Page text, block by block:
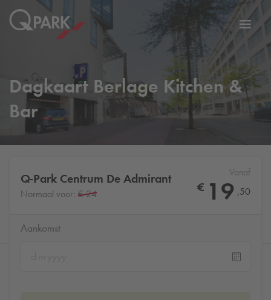
Dagkaart Berlage Kitchen &
Bar
Q-Park Centrum De Admirant
Normaal voor: € 24
Vanaf
€ 19 ,50
Aankomst